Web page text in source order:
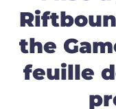
the
feuille